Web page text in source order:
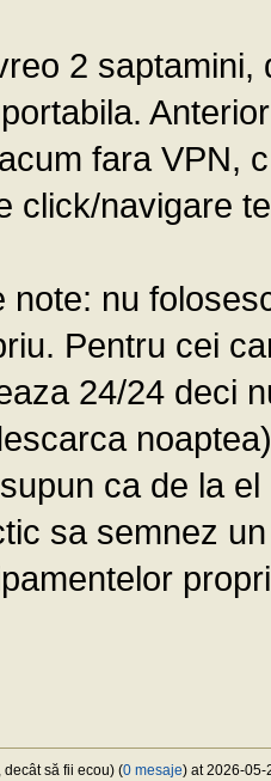
2 saptamini,
fara VPN,
click/navigare
note: nu
Pentru cei
24/24 deci
ca de la
sa semnez
să fii ecou) (0 mesaje) at 2026-05-